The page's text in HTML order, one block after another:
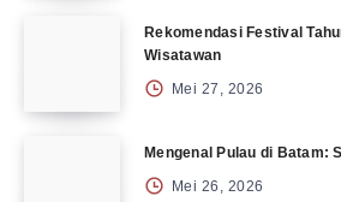
Rekomendasi Festival
Wisatawan
Mei 27, 2026
Mengenal Pulau di Batam:
Mei 26, 2026